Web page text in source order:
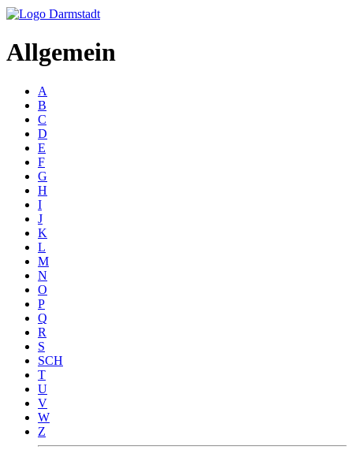
Allgemein
A
B
C
D
E
F
G
H
I
J
K
L
M
N
O
P
Q
R
S
SCH
T
U
V
W
Z